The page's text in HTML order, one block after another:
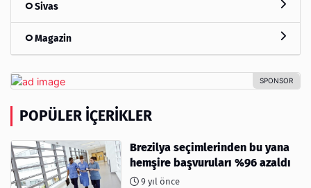
Sivas
Magazin
POPÜLER İÇERIKLER
Brezilya seçimlerinden bu yana
hemşire başvuruları %96 azaldı
9 yıl önce